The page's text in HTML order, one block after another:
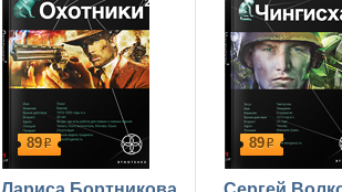
89р 89р